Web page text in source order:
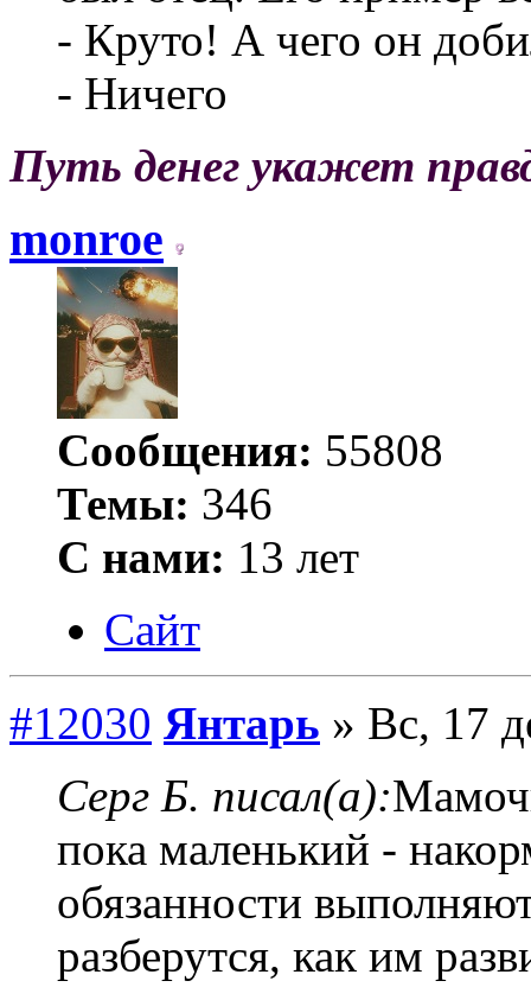
- Круто! А чего он
- Ничего
Путь денег укажет
monroe
Сообщения: 55808
Темы: 346
С нами: 13 лет
Сайт
#12030 Янтарь » Вс, 17
Серг Б. писал(а):
пока маленький -
обязанности
разберутся, как им